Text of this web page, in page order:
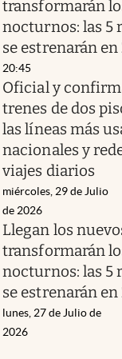
transformarán
nocturnos: las 5
se estrenarán en
20:45
Oficial y
trenes de dos
las líneas más
nacionales y
viajes diarios
miércoles, 29 de Julio
de 2026
Llegan los
transformarán
nocturnos: las 5
se estrenarán en
lunes, 27 de Julio de
2026